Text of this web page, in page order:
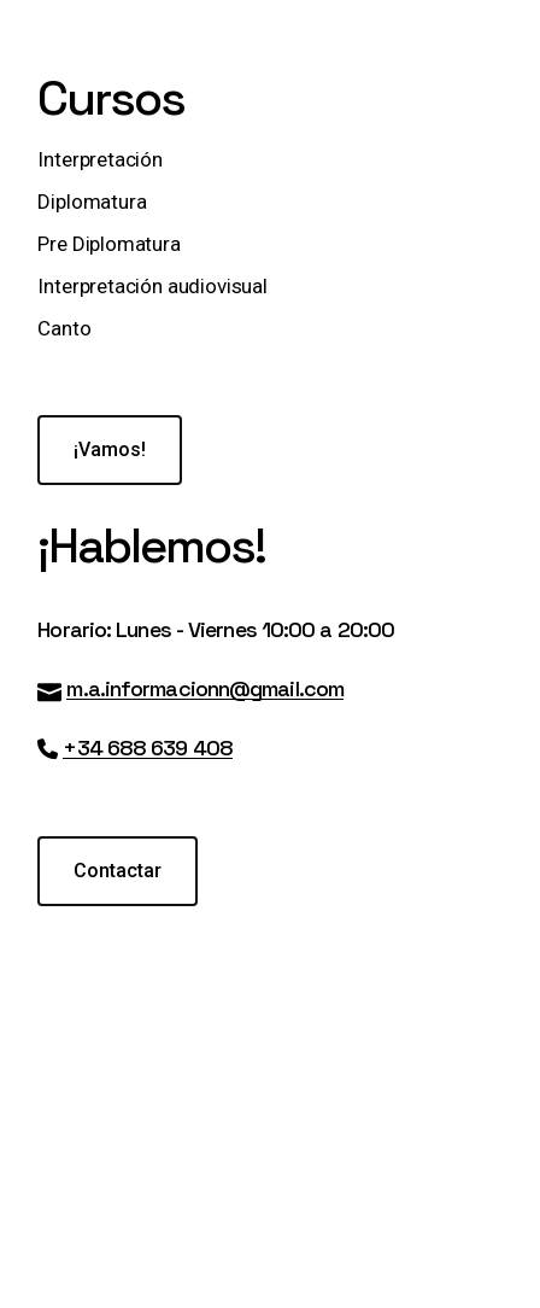
Cursos
Interpretación
Diplomatura
Pre Diplomatura
Interpretación audiovisual
Canto
¡Vamos!
¡Hablemos!
Horario: Lunes - Viernes 10:00 a 20:00
m.a.informacionn@gmail.com
+34 688 639 408
Contactar